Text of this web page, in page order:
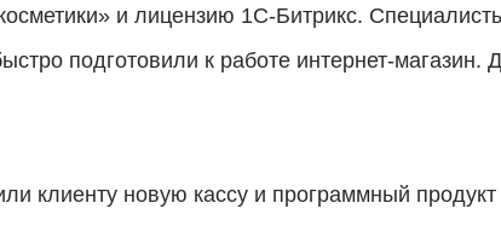
и лицензию 1С-Битрикс.
подготовили к работе интернет-
клиенту новую кассу и программный